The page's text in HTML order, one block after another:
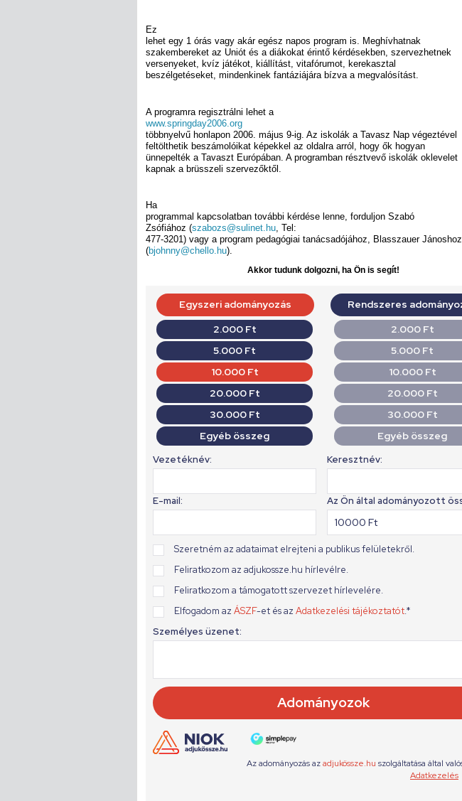
Ez
lehet egy 1 órás vagy akár egész napos program is. Meghívhatnak
szakembereket az Uniót és a diákokat érintő kérdésekben, szervezhetnek
versenyeket, kvíz játékot, kiállítást, vitafórumot, kerekasztal
beszélgetéseket, mindenkinek fantáziájára bízva a megvalósítást.
A programra regisztrálni lehet a
www.springday2006.org
többnyelvű honlapon 2006. május 9-ig. Az iskolák a Tavasz Nap végeztével
feltölthetik beszámolóikat képekkel az oldalra arról, hogy ők hogyan
ünnepelték a Tavaszt Európában. A programban résztvevő iskolák oklevelet
kapnak a brüsszeli szervezőktől.
Ha
programmal kapcsolatban további kérdése lenne, forduljon Szabó
Zsófiához (szabozs@sulinet.hu , Tel:
477-3201) vagy a program pedagógiai tanácsadójához, Blasszauer Jánoshoz
(bjohnny@chello.hu).
Akkor tudunk dolgozni, ha Ön is segít!